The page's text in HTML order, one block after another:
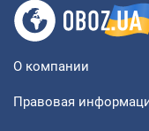
О компании
Правовая